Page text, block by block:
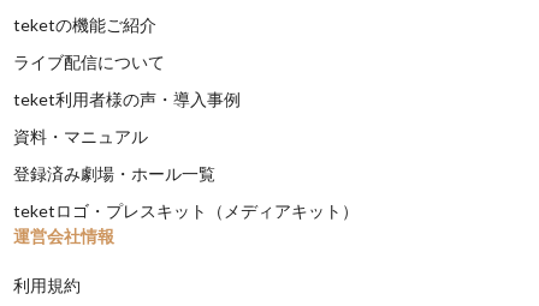
teketの機能ご紹介
ライブ配信について
teket利用者様の声・導入事例
資料・マニュアル
登録済み劇場・ホール一覧
teketロゴ・プレスキット（メディアキット）
運営会社情報
利用規約